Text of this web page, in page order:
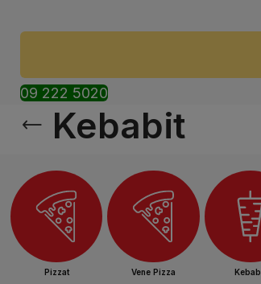
09 222 5020
Kebabit
Pizzat Vene Pizza